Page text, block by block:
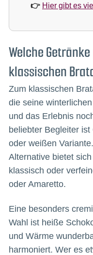
👉 Hier gibt es
Welche
klassischen
Zum klassischen
die seine
und das Erlebnis
beliebter Begleiter
oder weißen
Alternative bietet
klassisch oder
oder Amaretto.
Eine besonders
Wahl ist heiße
und Wärme
harmoniert. Wer es